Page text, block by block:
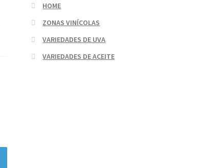
HOME
ZONAS VINÍCOLAS
VARIEDADES DE UVA
VARIEDADES DE ACEITE